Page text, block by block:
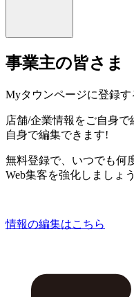
事業主の皆さま
Myタウンページに登録す
店舗/企業情報をご自身で
自身で編集できます!
無料登録で、いつでも何
Web集客を強化しましょう
情報の編集はこちら